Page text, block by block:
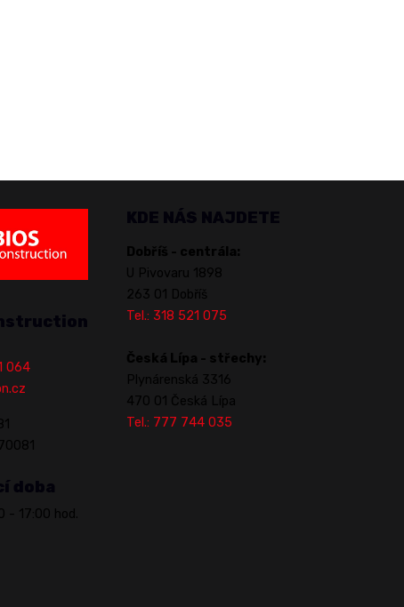
064
doba
- 17:00 hod.
KDE NÁS NAJDETE
Dobříš - centrála:
U Pivovaru 1898
263 01 Dobříš
Tel.: 318 521 075
Česká Lípa - střechy:
Plynárenská 3316
470 01 Česká Lípa
Tel.: 777 744 035